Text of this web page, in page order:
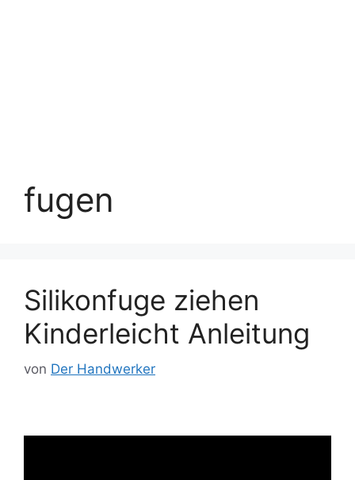
fugen
Silikonfuge ziehen
Kinderleicht Anleitung
von Der Handwerker